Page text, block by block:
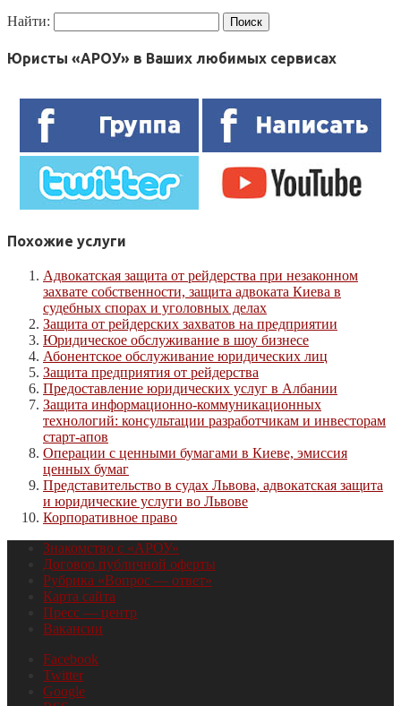
Найти:
Юристы «АРОУ» в Ваших любимых сервисах
Похожие услуги
Адвокатская защита от рейдерства при незаконном
захвате собственности, защита адвоката Киева в
судебных спорах и уголовных делах
Защита от рейдерских захватов на предприятии
Юридическое обслуживание в шоу бизнесе
Абонентское обслуживание юридических лиц
Защита предприятия от рейдерства
Предоставление юридических услуг в Албании
Защита информационно-коммуникационных
технологий: консультации разработчикам и инвесторам
старт-апов
Операции с ценными бумагами в Киеве, эмиссия
ценных бумаг
Представительство в судах Львова, адвокатская защита
и юридические услуги во Львове
Корпоративное право
Знакомство с «АРОУ»
Договор публичной оферты
Рубрика «Вопрос — ответ»
Карта сайта
Пресс — центр
Вакансии
Facebook
Twitter
Google